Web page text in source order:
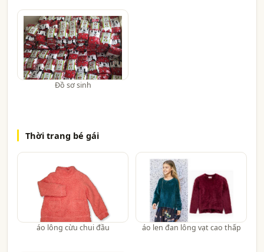
Đồ sơ sinh
Thời trang bé gái
áo lông cừu chui đầu áo len đan lông vạt cao thấp